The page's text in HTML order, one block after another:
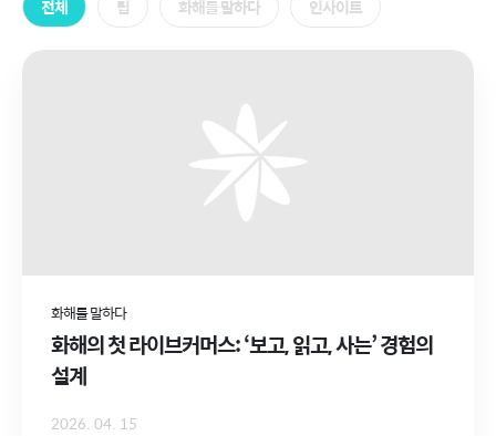
전체 팁 화해를 말하다 인사이트
화해를 말하다
화해의 첫 라이브커머스: ‘보고, 읽고, 사는’ 경험의
설계
2026. 04. 15